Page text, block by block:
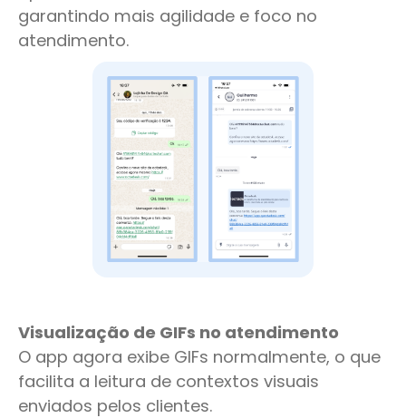
garantindo mais agilidade e foco no
atendimento.
Visualização de GIFs no atendimento
O app agora exibe GIFs normalmente, o que
facilita a leitura de contextos visuais
enviados pelos clientes.